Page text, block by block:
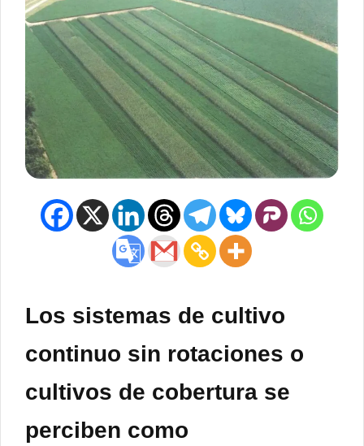
Los sistemas de cultivo
continuo sin rotaciones o
cultivos de cobertura se
perciben como